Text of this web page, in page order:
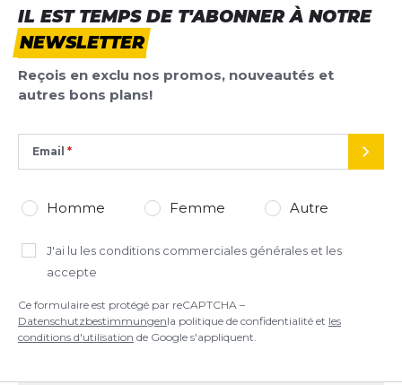
IL EST TEMPS DE T'ABONNER À NOTRE
NEWSLETTER
Reçois en exclu nos promos, nouveautés et
autres bons plans!
Email
Homme Femme Autre
J'ai lu les conditions commerciales générales et les
accepte
Ce formulaire est protégé par reCAPTCHA –
Datenschutzbestimmungenla politique de confidentialité et les
conditions d'utilisation de Google s'appliquent.